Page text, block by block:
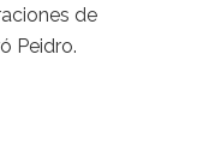
de
Peidro.